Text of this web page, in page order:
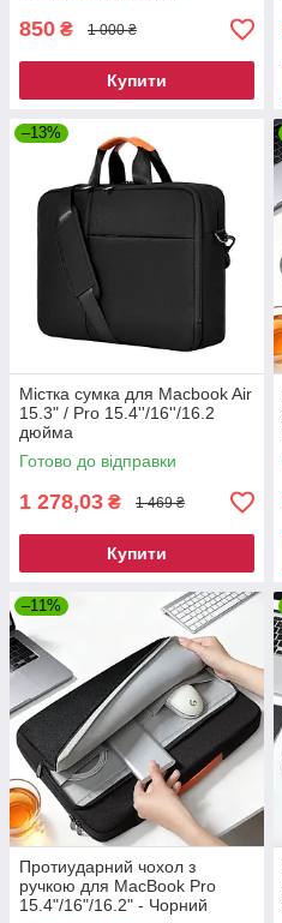
850 ₴ 1 000 ₴
Купити
–13%
Містка сумка для Macbook Air
15.3" / Pro 15.4''/16''/16.2
дюйма
Готово до відправки
1 278,03 ₴ 1 469 ₴
Купити
–11%
Протиударний чохол з
ручкою для MacBook Pro
15.4"/16"/16.2" - Чорний